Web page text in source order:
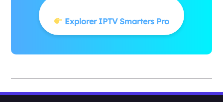
Explorer IPTV Smarters Pro